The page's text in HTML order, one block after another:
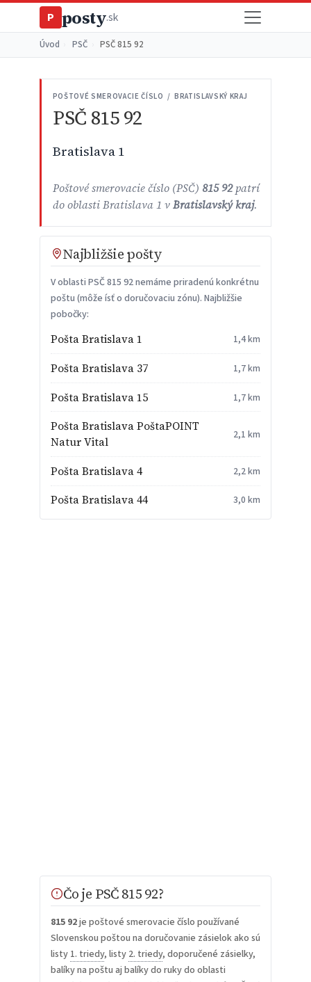
P posty.sk
Úvod PSČ PSČ 815 92
POŠTOVÉ SMEROVACIE ČÍSLO / BRATISLAVSKÝ KRAJ
PSČ 815 92
Bratislava 1
Poštové smerovacie číslo (PSČ) 815 92patrí
do oblasti Bratislava 1 vBratislavský kraj.
Najbližšie pošty
V oblasti PSČ 815 92 nemáme priradenú konkrétnu
poštu (môže ísť o doručovaciu zónu). Najbližšie
pobočky:
Pošta Bratislava 1 1,4 km
Pošta Bratislava 37 1,7 km
Pošta Bratislava 15 1,7 km
Pošta Bratislava PoštaPOINT
Natur Vital
2,1 km
Pošta Bratislava 4 2,2 km
Pošta Bratislava 44 3,0 km
Čo je PSČ 815 92?
815 92je poštové smerovacie číslo používané
Slovenskou poštou na doručovanie zásielok ako sú
listy 1. triedy, listy 2. triedy, doporučené zásielky,
balíky na poštu aj balíky do ruky do oblasti